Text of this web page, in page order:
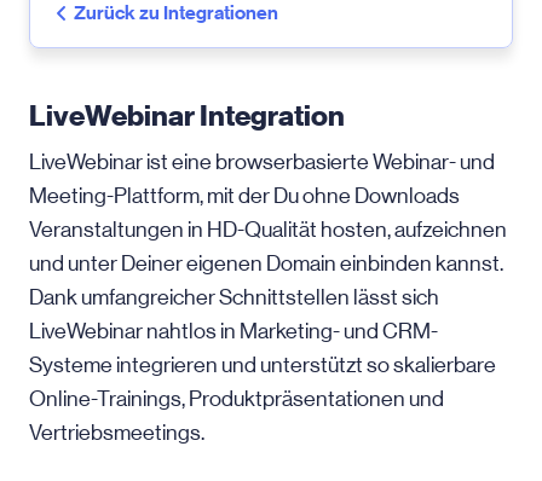
Zurück zu Integrationen
LiveWebinar Integration
LiveWebinar ist eine browserbasierte Webinar- und
Meeting-Plattform, mit der Du ohne Downloads
Veranstaltungen in HD-Qualität hosten, aufzeichnen
und unter Deiner eigenen Domain einbinden kannst.
Dank umfangreicher Schnittstellen lässt sich
LiveWebinar nahtlos in Marketing- und CRM-
Systeme integrieren und unterstützt so skalierbare
Online-Trainings, Produktpräsentationen und
Vertriebsmeetings.